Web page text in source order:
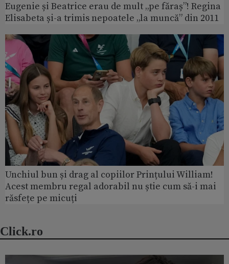
Eugenie și Beatrice erau de mult „pe făraș”! Regina
Elisabeta și-a trimis nepoatele „la muncă” din 2011
Unchiul bun și drag al copiilor Prințului William!
Acest membru regal adorabil nu știe cum să-i mai
răsfețe pe micuți
Click.ro